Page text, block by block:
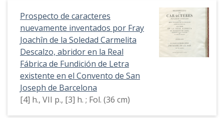
Prospecto de caracteres
nuevamente inventados por Fray
Joachîn de la Soledad Carmelita
Descalzo, abridor en la Real
Fábrica de Fundición de Letra
existente en el Convento de San
Joseph de Barcelona
[4] h., VII p., [3] h. ; Fol. (36 cm)